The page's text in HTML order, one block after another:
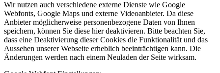
Wir nutzen auch verschiedene externe Dienste wie Google
Webfonts, Google Maps und externe Videoanbieter. Da diese
Anbieter möglicherweise personenbezogene Daten von Ihnen
speichern, können Sie diese hier deaktivieren. Bitte beachten Sie,
dass eine Deaktivierung dieser Cookies die Funktionalität und das
Aussehen unserer Webseite erheblich beeinträchtigen kann. Die
Änderungen werden nach einem Neuladen der Seite wirksam.